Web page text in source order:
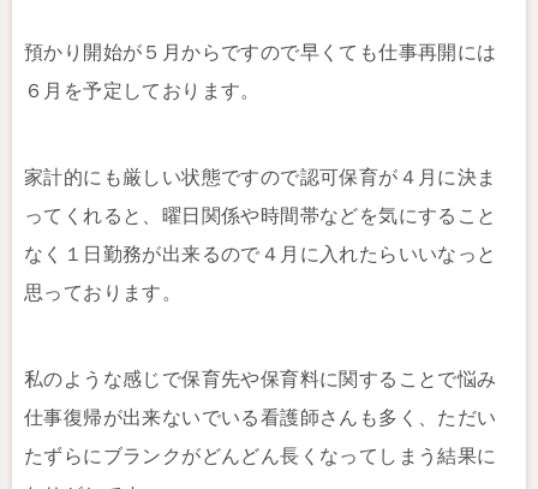
預かり開始が５月からですので早くても仕事再開には
６月を予定しております。
家計的にも厳しい状態ですので認可保育が４月に決ま
ってくれると、曜日関係や時間帯などを気にすること
なく１日勤務が出来るので４月に入れたらいいなっと
思っております。
私のような感じで保育先や保育料に関することで悩み
仕事復帰が出来ないでいる看護師さんも多く、ただい
たずらにブランクがどんどん長くなってしまう結果に